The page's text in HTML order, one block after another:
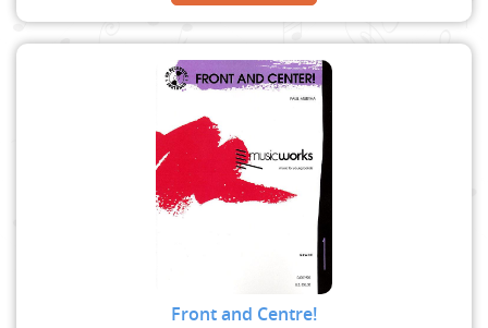
Front and Centre!